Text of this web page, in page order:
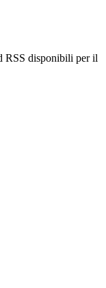
RSS disponibili per il